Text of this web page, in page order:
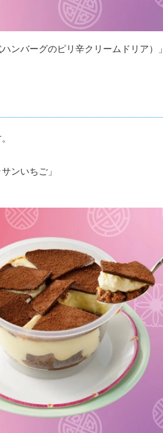
ンバーグのピリ辛クリームドリア）」
ンいちご」